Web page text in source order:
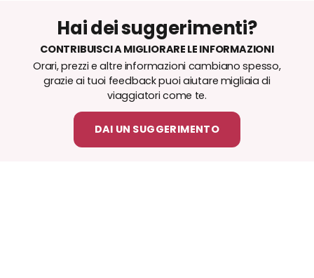
Hai dei suggerimenti?
CONTRIBUISCI A MIGLIORARE LE INFORMAZIONI
Orari, prezzi e altre informazioni cambiano spesso,
grazie ai tuoi feedback puoi aiutare migliaia di
viaggiatori come te.
DAI UN SUGGERIMENTO